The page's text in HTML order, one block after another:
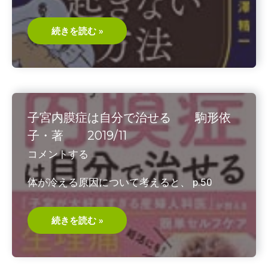
夜
中
の
ト
イ
起
な
い
方
法
澤
精
一・
著
2021/7
続きを読む »
子宮内膜症は自分で治せる 駒形依
子・著 2019/11
コメントする
体が冷える原因について考えると、 p.50
子
宮
内
症
続きを読む »